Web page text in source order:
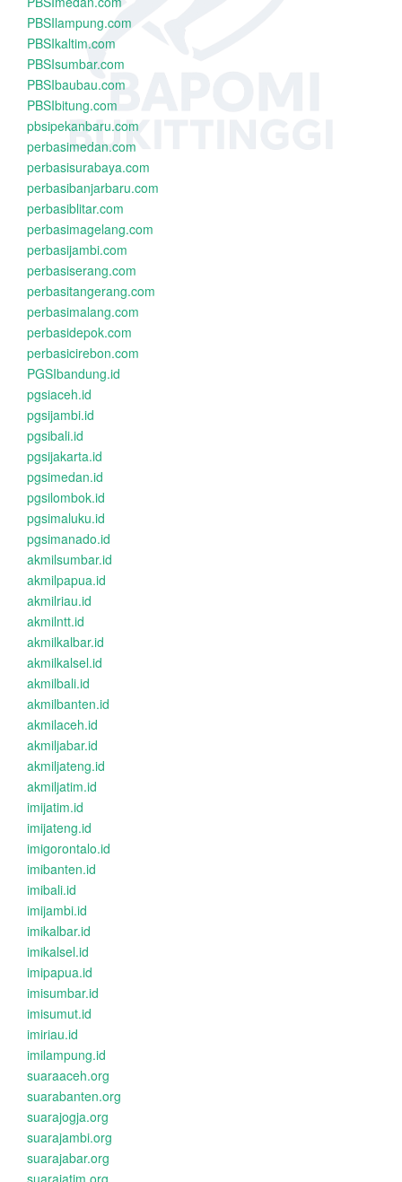
PBSIlampung.com
PBSIkaltim.com
PBSIsumbar.com
PBSIbaubau.com
PBSIbitung.com
pbsipekanbaru.com
perbasimedan.com
perbasisurabaya.com
perbasibanjarbaru.com
perbasiblitar.com
perbasimagelang.com
perbasijambi.com
perbasiserang.com
perbasitangerang.com
perbasimalang.com
perbasidepok.com
perbasicirebon.com
PGSIbandung.id
pgsiaceh.id
pgsijambi.id
pgsibali.id
pgsijakarta.id
pgsimedan.id
pgsilombok.id
pgsimaluku.id
pgsimanado.id
akmilsumbar.id
akmilpapua.id
akmilriau.id
akmilntt.id
akmilkalbar.id
akmilkalsel.id
akmilbali.id
akmilbanten.id
akmilaceh.id
akmiljabar.id
akmiljateng.id
akmiljatim.id
imijatim.id
imijateng.id
imigorontalo.id
imibanten.id
imibali.id
imijambi.id
imikalbar.id
imikalsel.id
imipapua.id
imisumbar.id
imisumut.id
imiriau.id
imilampung.id
suaraaceh.org
suarabanten.org
suarajogja.org
suarajambi.org
suarajabar.org
suarajatim.org